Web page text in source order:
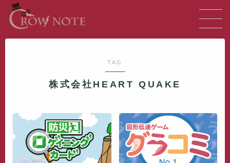
MENU
GALLERY
WORKS
TAG
株式会社HEART QUAKE